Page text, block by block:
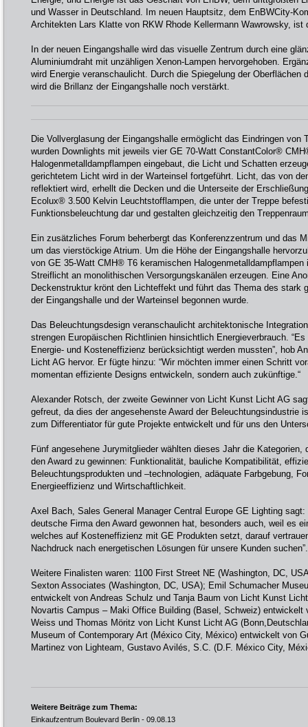
und Wasser in Deutschland. Im neuen Hauptsitz, dem EnBWCity-
Architekten Lars Klatte von RKW Rhode Kellermann Wawrowsky, ist
In der neuen Eingangshalle wird das visuelle Zentrum durch eine
Aluminiumdraht mit unzähligen Xenon-Lampen hervorgehoben.
wird Energie veranschaulicht. Durch die Spiegelung der Oberflächen
wird die Brillanz der Eingangshalle noch verstärkt.
Die Vollverglasung der Eingangshalle ermöglicht das Eindringen von
wurden Downlights mit jeweils vier GE 70-Watt ConstantColor®
Halogenmetalldampflampen eingebaut, die Licht und Schatten
gerichtetem Licht wird in der Warteinsel fortgeführt. Licht, das von
reflektiert wird, erhellt die Decken und die Unterseite der
Ecolux® 3.500 Kelvin Leuchtstofflampen, die unter der Treppe
Funktionsbeleuchtung dar und gestalten gleichzeitig den
Ein zusätzliches Forum beherbergt das Konferenzzentrum und das
um das vierstöckige Atrium. Um die Höhe der Eingangshalle
von GE 35-Watt CMH® T6 keramischen Halogenmetalldampflampen
Streiflicht an monolithischen Versorgungskanälen erzeugen. Eine
Deckenstruktur krönt den Lichteffekt und führt das Thema des stark
der Eingangshalle und der Warteinsel begonnen wurde.
Das Beleuchtungsdesign veranschaulicht architektonische
strengen Europäischen Richtlinien hinsichtlich Energieverbrauch.
Energie- und Kosteneffizienz berücksichtigt werden mussten”, hob
Licht AG hervor. Er fügte hinzu: “Wir möchten immer einen Schritt
momentan effiziente Designs entwickeln, sondern auch zukünftige.“
Alexander Rotsch, der zweite Gewinner von Licht Kunst Licht AG
gefreut, da dies der angesehenste Award der Beleuchtungsindustrie
zum Differentiator für gute Projekte entwickelt und für uns den
Fünf angesehene Jurymitglieder wählten dieses Jahr die
den Award zu gewinnen: Funktionalität, bauliche Kompatibilität,
Beleuchtungsprodukten und –technologien, adäquate Farbgebung,
Energieeffizienz und Wirtschaftlichkeit.
Axel Bach, Sales General Manager Central Europe GE Lighting
deutsche Firma den Award gewonnen hat, besonders auch, weil es
welches auf Kosteneffizienz mit GE Produkten setzt, darauf
Nachdruck nach energetischen Lösungen für unsere Kunden suchen”.
Weitere Finalisten waren: 1100 First Street NE (Washington, DC,
Sexton Associates (Washington, DC, USA); Emil Schumacher
entwickelt von Andreas Schulz und Tanja Baum von Licht Kunst
Novartis Campus – Maki Office Building (Basel, Schweiz) entwickelt
Weiss und Thomas Möritz von Licht Kunst Licht AG
Museum of Contemporary Art (México City, México) entwickelt von
Martinez von Lighteam, Gustavo Avilés, S.C. (D.F. México City,
Weitere Beiträge zum Thema:
Einkaufzentrum Boulevard Berlin - 09.08.13